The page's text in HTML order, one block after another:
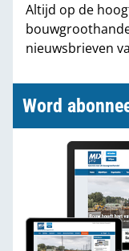
Partners
Altijd op de
nieuwsbrieven
Word